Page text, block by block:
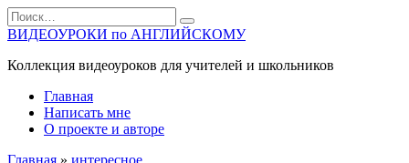
Перейти
к
содержанию
Search
for:
ВИДЕОУРОКИ по АНГЛИЙСКОМУ
Коллекция видеоуроков для учителей и школьников
Главная
Написать мне
О проекте и авторе
Главная » интересное